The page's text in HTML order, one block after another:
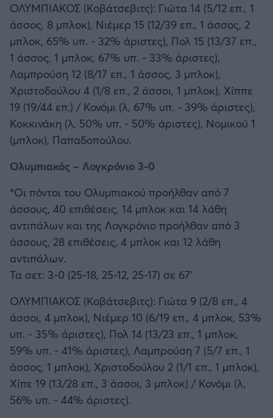
ΟΛΥΜΠΙΑΚΟΣ (Κοβάτσεβιτς): Γιώτα 14 (5/12 επ., 1
άσσος, 8 μπλοκ), Νιέμερ 15 (12/39 επ., 1 άσσος, 2
μπλοκ, 65% υπ. - 32% άριστες), Πολ 15 (13/37 επ.,
1 άσσος, 1 μπλοκ, 67% υπ. - 33% άριστες),
Λαμπρούση 12 (8/17 επ., 1 άσσος, 3 μπλοκ),
Χριστοδούλου 4 (1/8 επ., 2 άσσοι, 1 μπλοκ), Χίππε
19 (19/44 επ.) / Κονόμι (λ, 67% υπ. - 39% άριστες),
Κοκκινάκη (λ, 50% υπ. - 50% άριστες), Νομικού 1
(μπλοκ), Παπαδοπούλου.
Ολυμπιακός – Λογκρόνιο 3-0
*Οι πόντοι του Ολυμπιακού προήλθαν από 7
άσσους, 40 επιθέσεις, 14 μπλοκ και 14 λάθη
αντιπάλων και της Λογκρόνιο προήλθαν από 3
άσσους, 28 επιθέσεις, 4 μπλοκ και 12 λάθη
αντιπάλων.
Τα σετ: 3-0 (25-18, 25-12, 25-17) σε 67'
ΟΛΥΜΠΙΑΚΟΣ (Κοβάτσεβιτς): Γιώτα 9 (2/8 επ., 4
άσσοι, 4 μπλοκ), Νιέμερ 10 (6/19 επ., 4 μπλοκ, 53%
υπ. - 35% άριστες), Πολ 14 (13/23 επ., 1 μπλοκ,
59% υπ. - 41% άριστες), Λαμπρούση 7 (5/7 επ., 1
άσσος, 1 μπλοκ), Χριστοδούλου 2 (1/1 επ., 1 μπλοκ),
Χίπε 19 (13/28 επ., 3 άσσοι, 3 μπλοκ) / Κονόμι (λ,
56% υπ. - 44% άριστες).